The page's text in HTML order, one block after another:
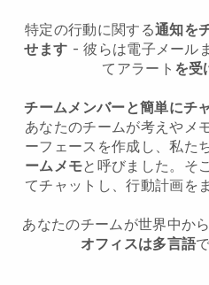
特定の行動に関する通知を
せます - 彼らは電子メール
てアラート を受
チームメンバーと簡単にチ
あなたのチームが考えやメ
ーフェースを作成し、私た
ームメモと呼びました。そ
てチャットし、行動計画を
あなたのチームが世界中か
オフィスは多言語で